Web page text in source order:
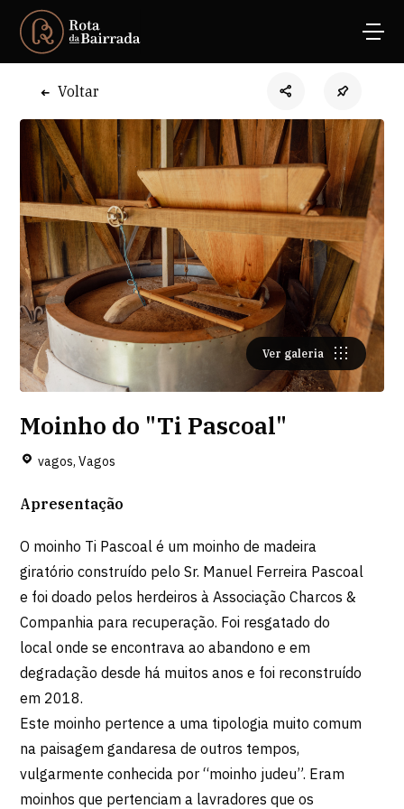
Voltar
Ver galeria
Moinho do "Ti Pascoal"
vagos, Vagos
Apresentação
O moinho Ti Pascoal é um moinho de madeira
giratório construído pelo Sr. Manuel Ferreira Pascoal
e foi doado pelos herdeiros à Associação Charcos &
Companhia para recuperação. Foi resgatado do
local onde se encontrava ao abandono e em
degradação desde há muitos anos e foi reconstruído
em 2018.
Este moinho pertence a uma tipologia muito comum
na paisagem gandaresa de outros tempos,
vulgarmente conhecida por “moinho judeu”. Eram
moinhos que pertenciam a lavradores que os